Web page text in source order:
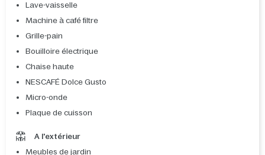
Lave-vaisselle
Machine à café filtre
Grille-pain
Bouilloire électrique
Chaise haute
NESCAFÉ Dolce Gusto
Micro-onde
Plaque de cuisson
A l'extérieur
Meubles de jardin